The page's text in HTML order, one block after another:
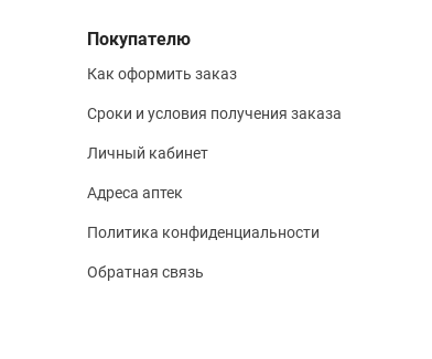
Покупателю
Как оформить заказ
Сроки и условия получения заказа
Личный кабинет
Адреса аптек
Политика конфиденциальности
Обратная связь